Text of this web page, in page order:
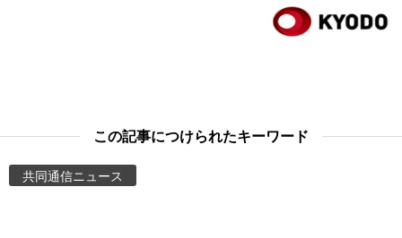
この記事につけられたキーワード
共同通信ニュース